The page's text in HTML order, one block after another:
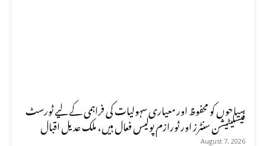
سیاحوں کو محفوظ اور معیاری سہولیات کی فراہمی کے لیے ٹورسٹ
فیسلیٹیشن سنٹرز اور ٹورازم پولیس فعال ہیں، ملک عدیل اقبال
August 7, 2026